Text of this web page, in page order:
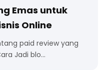
Emas untuk
Online
paid review yang
Jadi blo…